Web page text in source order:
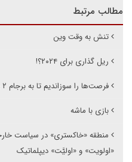
مطالب مرتبط
تنش به وقت وین
ریل گذاری برای ۲۰۲۴؟!
فرصت‌ها را سوزاندیم تا به برجام ۲ و ۳ رسیدیم
بازی با ماشه
منطقه «خاکستری» در سیاست
«اولویت» و «اولیَّت» دیپلماتیک